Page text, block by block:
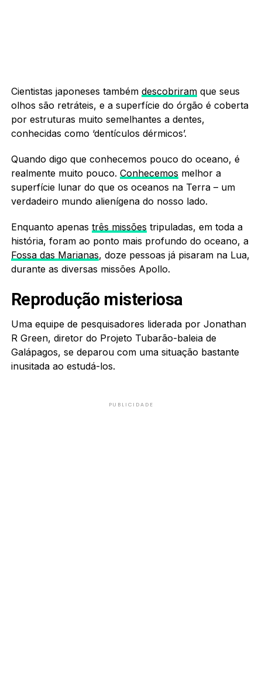
Cientistas japoneses também descobriramque seus
olhos são retráteis, e a superfície do órgão é coberta
por estruturas muito semelhantes a dentes,
conhecidas como ‘dentículos dérmicos’.
Quando digo que conhecemos pouco do oceano, é
realmente muito pouco. Conhecemos melhor a
superfície lunar do que os oceanos na Terra – um
verdadeiro mundo alienígena do nosso lado.
Enquanto apenas três missões tripuladas, em toda a
história, foram ao ponto mais profundo do oceano, a
Fossa das Marianas, doze pessoas já pisaram na Lua,
durante as diversas missões Apollo.
Reprodução misteriosa
Uma equipe de pesquisadores liderada por Jonathan
R Green, diretor do Projeto Tubarão-baleia de
Galápagos, se deparou com uma situação bastante
inusitada ao estudá-los.
PUBLICIDADE